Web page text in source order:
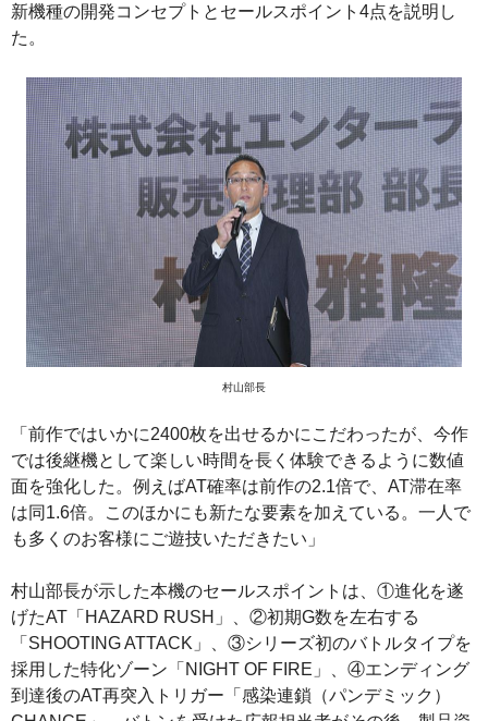
新機種の開発コンセプトとセールスポイント4点を説明し
た。
村山部長
「前作ではいかに2400枚を出せるかにこだわったが、今作
では後継機として楽しい時間を長く体験できるように数値
面を強化した。例えばAT確率は前作の2.1倍で、AT滞在率
は同1.6倍。このほかにも新たな要素を加えている。一人で
も多くのお客様にご遊技いただきたい」
村山部長が示した本機のセールスポイントは、①進化を遂
げたAT「HAZARD RUSH」、②初期G数を左右する
「SHOOTING ATTACK」、③シリーズ初のバトルタイプを
採用した特化ゾーン「NIGHT OF FIRE」、④エンディング
到達後のAT再突入トリガー「感染連鎖（パンデミック）